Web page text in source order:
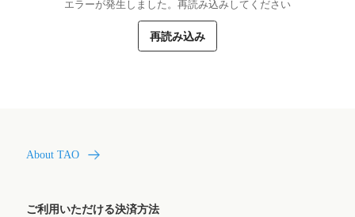
エラーが発生しました。再読み込みしてください
再読み込み
About TAO
ご利用いただける決済方法